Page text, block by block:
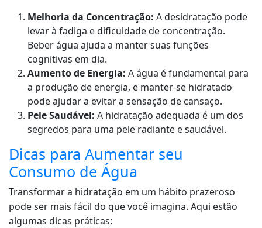
Melhoria da Concentração: A desidratação pode
levar à fadiga e dificuldade de concentração.
Beber água ajuda a manter suas funções
cognitivas em dia.
Aumento de Energia: A água é fundamental para
a produção de energia, e manter-se hidratado
pode ajudar a evitar a sensação de cansaço.
Pele Saudável: A hidratação adequada é um dos
segredos para uma pele radiante e saudável.
Dicas para Aumentar seu
Consumo de Água
Transformar a hidratação em um hábito prazeroso
pode ser mais fácil do que você imagina. Aqui estão
algumas dicas práticas: